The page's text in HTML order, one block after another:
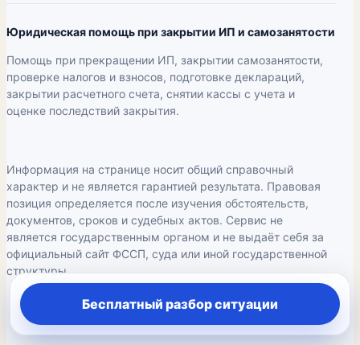
Юридическая помощь при закрытии ИП и самозанятости
Помощь при прекращении ИП, закрытии самозанятости,
проверке налогов и взносов, подготовке деклараций,
закрытии расчетного счета, снятии кассы с учета и
оценке последствий закрытия.
Информация на странице носит общий справочный
характер и не является гарантией результата. Правовая
позиция определяется после изучения обстоятельств,
документов, сроков и судебных актов. Сервис не
является государственным органом и не выдаёт себя за
официальный сайт ФССП, суда или иной государственной
структуры.
Бесплатный разбор ситуации